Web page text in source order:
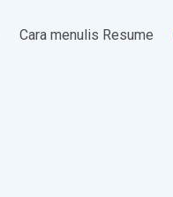
Cara menulis Resume